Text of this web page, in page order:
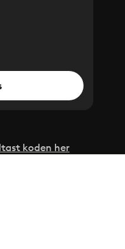
koden her